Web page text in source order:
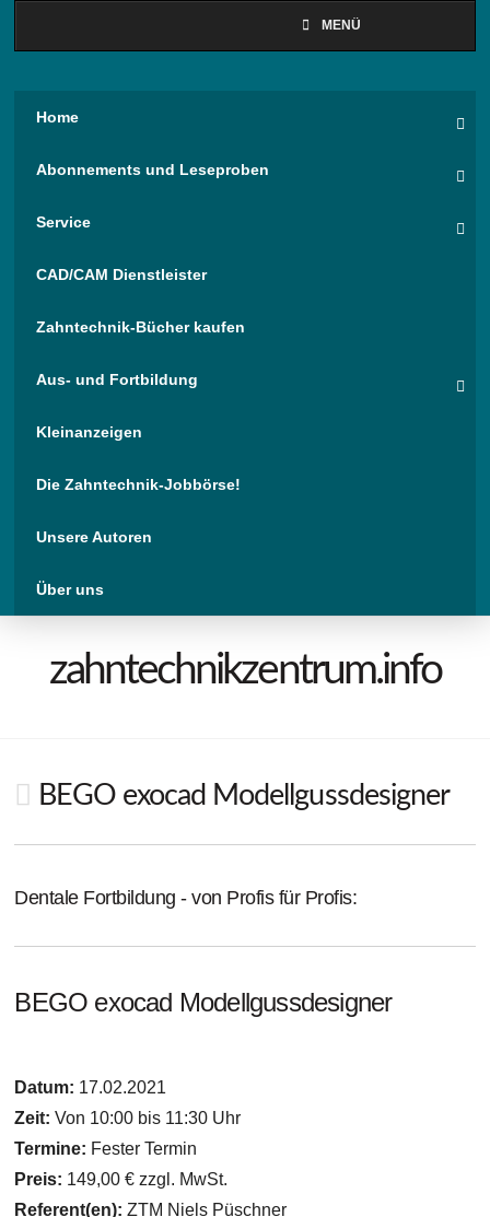
MENÜ
Home
Abonnements und Leseproben
Service
CAD/CAM Dienstleister
Zahntechnik-Bücher kaufen
Aus- und Fortbildung
Kleinanzeigen
Die Zahntechnik-Jobbörse!
Unsere Autoren
Über uns
zahntechnikzentrum.info
BEGO exocad Modellgussdesigner
Dentale Fortbildung - von Profis für Profis:
BEGO exocad Modellgussdesigner
Datum: 17.02.2021
Zeit: Von 10:00 bis 11:30 Uhr
Termine: Fester Termin
Preis: 149,00 € zzgl. MwSt.
Referent(en):ZTM Niels Püschner